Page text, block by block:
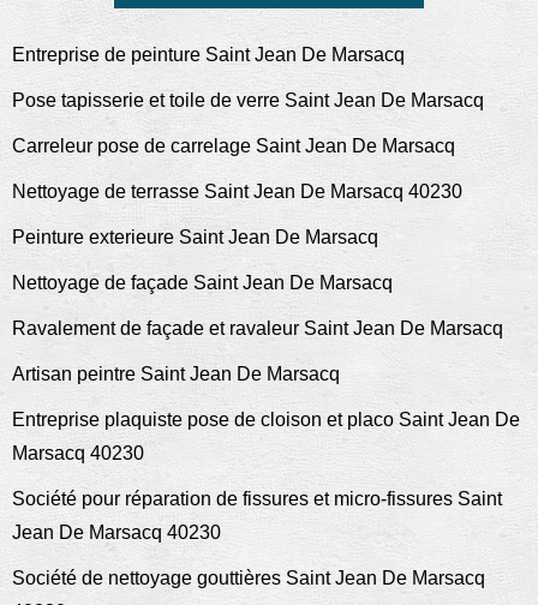
Entreprise de peinture Saint Jean De Marsacq
Pose tapisserie et toile de verre Saint Jean De Marsacq
Carreleur pose de carrelage Saint Jean De Marsacq
Nettoyage de terrasse Saint Jean De Marsacq 40230
Peinture exterieure Saint Jean De Marsacq
Nettoyage de façade Saint Jean De Marsacq
Ravalement de façade et ravaleur Saint Jean De Marsacq
Artisan peintre Saint Jean De Marsacq
Entreprise plaquiste pose de cloison et placo Saint Jean De
Marsacq 40230
Société pour réparation de fissures et micro-fissures Saint
Jean De Marsacq 40230
Société de nettoyage gouttières Saint Jean De Marsacq